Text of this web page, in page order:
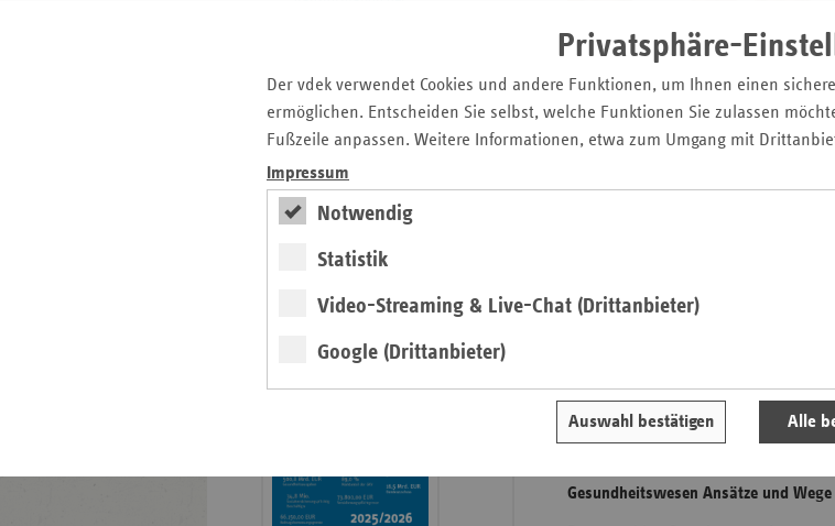
Privatsphäre-
Der vdek verwendet Cookies und andere Funktionen, um Ihnen einen
ermöglichen. Entscheiden Sie selbst, welche Funktionen Sie zulassen
Fußzeile anpassen. Weitere Informationen, etwa zum Umgang mit
Impressum
Notwendig
Statistik
Video-Streaming & Live-Chat (Drittanbieter)
Google (Drittanbieter)
Auswahl bestätigen Alle
Wolfgang Hoffmann, Universität
Mit dem Innovationsfonds will die
gesundheitlichen Versorgung
welchen Kriterien die Mittel vergeben
Gesundheitswesen Ansätze und
Archiv
Impressum Magazin
Informationen
erschienen
Broschüre